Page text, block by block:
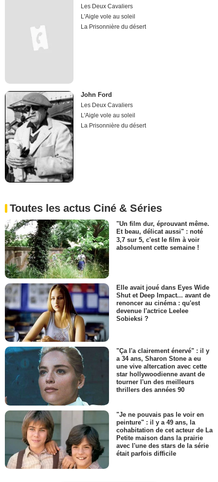
Les Deux Cavaliers
L'Aigle vole au soleil
La Prisonnière du désert
John Ford
Les Deux Cavaliers
L'Aigle vole au soleil
La Prisonnière du désert
Toutes les actus Ciné & Séries
"Un film dur, éprouvant même.
Et beau, délicat aussi" : noté
3,7 sur 5, c'est le film à voir
absolument cette semaine !
Elle avait joué dans Eyes Wide
Shut et Deep Impact... avant de
renoncer au cinéma : qu'est
devenue l'actrice Leelee
Sobieksi ?
"Ça l'a clairement énervé" : il y
a 34 ans, Sharon Stone a eu
une vive altercation avec cette
star hollywoodienne avant de
tourner l'un des meilleurs
thrillers des années 90
"Je ne pouvais pas le voir en
peinture" : il y a 49 ans, la
cohabitation de cet acteur de La
Petite maison dans la prairie
avec l'une des stars de la série
était parfois difficile